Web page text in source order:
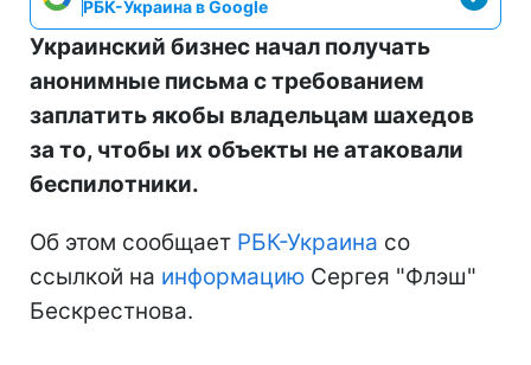
РБК-Украина в Google
Украинский бизнес начал получать
анонимные письма с требованием
заплатить якобы владельцам шахедов
за то, чтобы их объекты не атаковали
беспилотники.
Об этом сообщает РБК-Украина со
ссылкой на информацию Сергея "Флэш"
Бескрестнова.